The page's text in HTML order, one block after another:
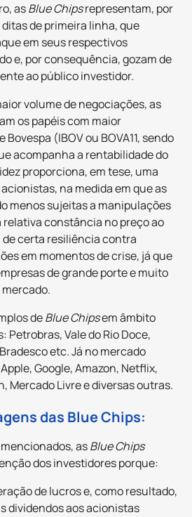
asBlue Chipsrepresentam, por
de primeira linha, que
em seus respectivos
e, por consequência, gozam de
ao público investidor.
volume de negociações, as
os papéis com maior
(IBOV ou BOVA11, sendo
acompanha a rentabilidade do
proporciona, em tese, uma
na medida em que as
menos sujeitas a manipulações
relativa constância no preço ao
de certa resiliência contra
em momentos de crise, já que
de grande porte e muito
deBlue Chipsem âmbito
Petrobras, Vale do Rio Doce,
etc. Já no mercado
Google, Amazon, Netflix,
Mercado Livre e diversas outras.
das Blue Chips:
asBlue Chips
dos investidores porque:
de lucros e, como resultado,
dividendos aos acionistas